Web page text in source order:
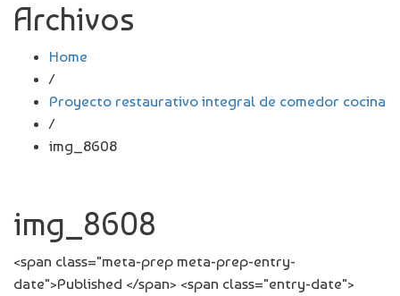
Archivos
Home
/
Proyecto restaurativo integral de comedor cocina
/
img_8608
img_8608
<span class="meta-prep meta-prep-entry-
date">Published </span> <span class="entry-date">